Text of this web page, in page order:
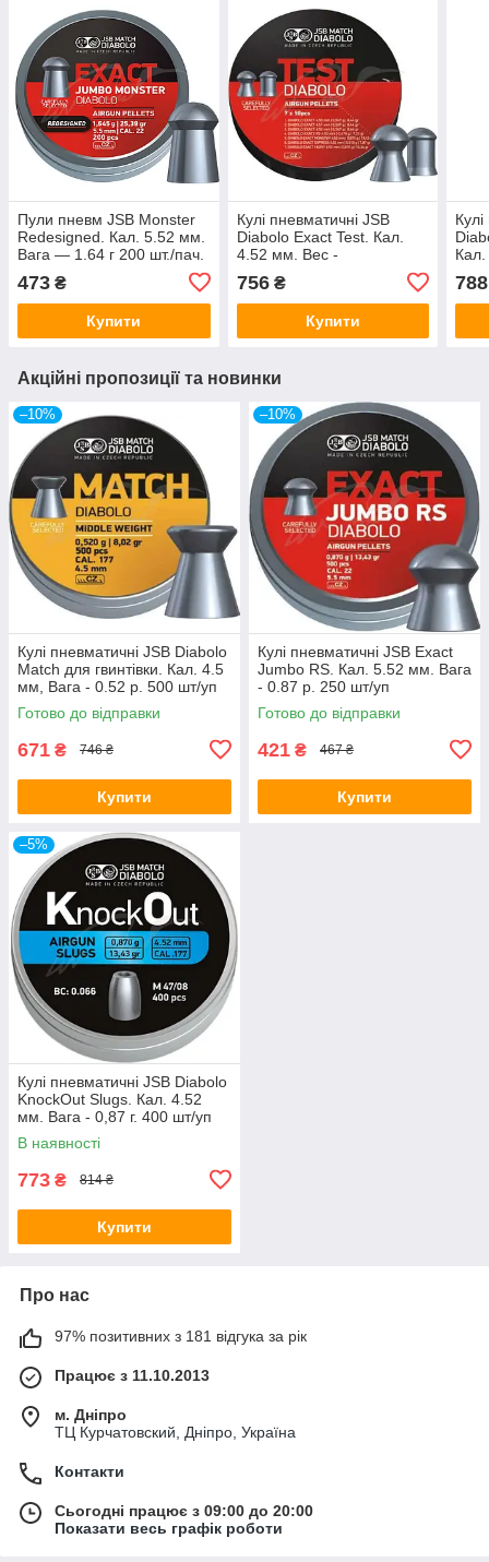
Пули пневм JSB Monster
Redesigned. Кал. 5.52 мм.
Вага — 1.64 г 200 шт./пач.
473 ₴
Купити
Кулі пневматичні JSB
Diabolo Exact Test. Кал.
4.52 мм. Вес -
0.51/0.54/0.67/0.87 гр. 350
шт/уп
756₴
Купити
788
Акційні пропозиції та новинки
–10%
Кулі пневматичні JSB Diabolo
Match для гвинтівки. Кал. 4.5
мм, Вага - 0.52 р. 500 шт/уп
Готово до відправки
671 ₴ 746 ₴
Купити
–10%
Кулі пневматичні JSB Exact
Jumbo RS. Кал. 5.52 мм. Вага
- 0.87 р. 250 шт/уп
Готово до відправки
421 ₴ 467 ₴
Купити
–5%
Кулі пневматичні JSB Diabolo
KnockOut Slugs. Кал. 4.52
мм. Вага - 0,87 г. 400 шт/уп
В наявності
773 ₴ 814 ₴
Купити
Про нас
97% позитивних з 181 відгука за рік
Працює з 11.10.2013
м. Дніпро
ТЦ Курчатовский, Дніпро, Україна
Контакти
Сьогодні працює з 09:00 до 20:00
Показати весь графік роботи